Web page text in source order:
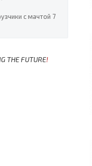
с мачтой 7
FUTURE!